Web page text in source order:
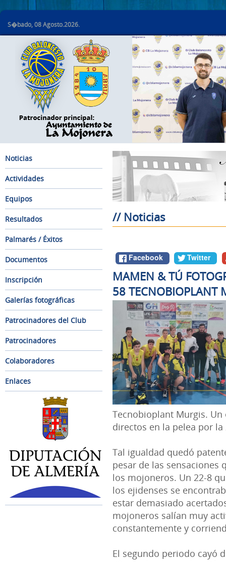
S�bado, 08 Agosto.2026.
Noticias
Actividades
Equipos
Resultados
Palmarés / Éxitos
Documentos
Inscripción
Galerías fotográficas
Patrocinadores del Club
Patrocinadores
Colaboradores
Enlaces
// Noticias
Facebook Twitter
MAMEN & TÚ
58 TECNOBIOPLANT
Tecnobioplant Murgis.
directos en la pelea por
Tal igualdad quedó
pesar de las sensaciones
los mojoneros. Un 22-8
los ejidenses se
estar demasiado
mojoneros salían muy
constantemente y
El segundo periodo cayó